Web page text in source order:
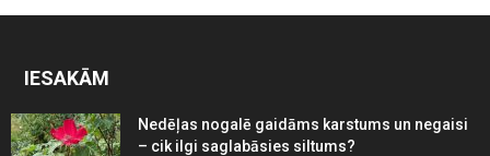
IESAKĀM
Nedēļas nogalē gaidāms karstums un negaisi
– cik ilgi saglabāsies siltums?